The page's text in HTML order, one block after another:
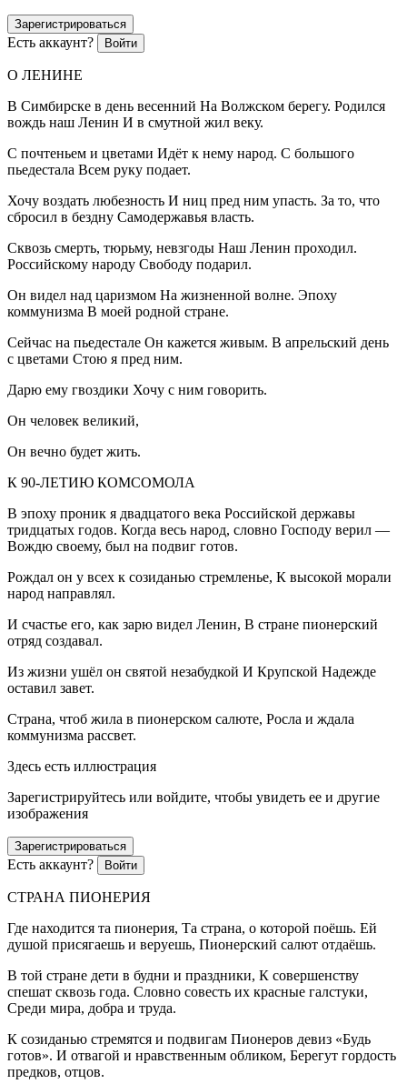
Зарегистрироваться
Есть аккаунт? Войти
О ЛЕНИНЕ
В Симбирске в день весенний На Волжском берегу. Родился
вождь наш Ленин И в смутной жил веку.
С почтеньем и цветами Идёт к нему народ. С большого
пьедестала Всем руку подает.
Хочу воздать любезность И ниц пред ним упасть. За то, что
сбросил в бездну Самодержавья власть.
Сквозь смерть, тюрьму, невзгоды Наш Ленин проходил.
Российскому народу Свободу подарил.
Он видел над царизмом На жизненной волне. Эпоху
коммунизма В моей родной стране.
Сейчас на пьедестале Он кажется живым. В апрельский день
с цветами Стою я пред ним.
Дарю ему гвоздики Хочу с ним говорить.
Он человек великий,
Он вечно будет жить.
К 90-ЛЕТИЮ КОМСОМОЛА
В эпоху проник я двадцатого века Российской державы
тридцатых годов. Когда весь народ, словно Господу верил —
Вождю своему, был на подвиг готов.
Рождал он у всех к созиданью стремленье, К высокой морали
народ направлял.
И счастье его, как зарю видел Ленин, В стране пионерский
отряд создавал.
Из жизни ушёл он святой незабудкой И Крупской Надежде
оставил завет.
Страна, чтоб жила в пионерском салюте, Росла и ждала
коммунизма рассвет.
Здесь есть иллюстрация
Зарегистрируйтесь или войдите, чтобы увидеть ее и другие
изображения
Зарегистрироваться
Есть аккаунт? Войти
СТРАНА ПИОНЕРИЯ
Где находится та пионерия, Та страна, о которой поёшь. Ей
душой присягаешь и веруешь, Пионерский салют отдаёшь.
В той стране дети в будни и праздники, К совершенству
спешат сквозь года. Словно совесть их красные галстуки,
Среди мира, добра и труда.
К созиданью стремятся и подвигам Пионеров девиз «Будь
готов». И отвагой и нравственным обликом, Берегут гордость
предков, отцов.